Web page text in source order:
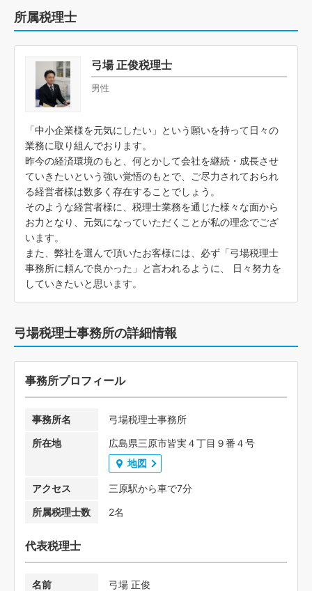
所属税理士
弓場 正俊税理士
男性
「中小企業様を元気にしたい」という願いを持って日々の
業務に取り組んでおります。
昨今の経済環境のもと、何とかして会社を継続・成長させ
ていきたいという強い覚悟のもとで、ご尽力されておられ
る経営者様は数多く存在することでしょう。
そのような経営者様に、税理士業務を通じた様々な面から
お力となり、元気になっていただくことが私の理念でござ
います。
また、弊社を選んで頂いたお客様には、必ず「弓場税理士
事務所に頼んで良かった」と言われるように、 日々努力を
していきたいと思います。
弓場税理士事務所の詳細情報
事務所プロフィール
事務所名
弓場税理士事務所
所在地
広島県三原市皆実４丁目９番４号
地図
アクセス
三原駅から車で7分
所属税理士数
2名
代表税理士
名前 弓場 正俊